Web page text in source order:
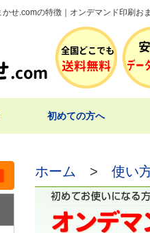
せ.comの特徴｜オンデマンド印刷お
初めての方へ
ホーム > 使い